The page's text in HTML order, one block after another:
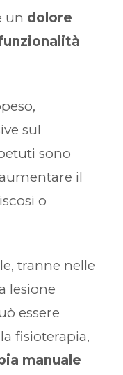
un dolore
sul
sono
il
o
tranne nelle
lesione
essere
fisioterapia,
manuale